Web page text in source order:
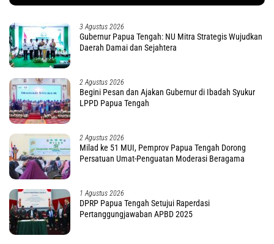
3 Agustus 2026
Gubernur Papua Tengah: NU Mitra Strategis Wujudkan
Daerah Damai dan Sejahtera
2 Agustus 2026
Begini Pesan dan Ajakan Gubernur di Ibadah Syukur
LPPD Papua Tengah
2 Agustus 2026
Milad ke 51 MUI, Pemprov Papua Tengah Dorong
Persatuan Umat-Penguatan Moderasi Beragama
1 Agustus 2026
DPRP Papua Tengah Setujui Raperdasi
Pertanggungjawaban APBD 2025